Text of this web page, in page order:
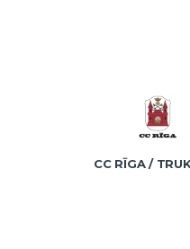
CC RĪGA /